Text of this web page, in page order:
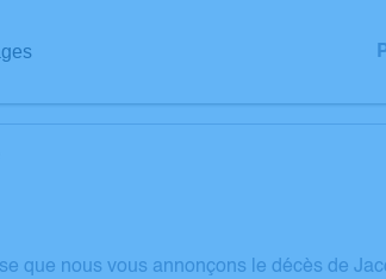
que nous vous annonçons le décès de